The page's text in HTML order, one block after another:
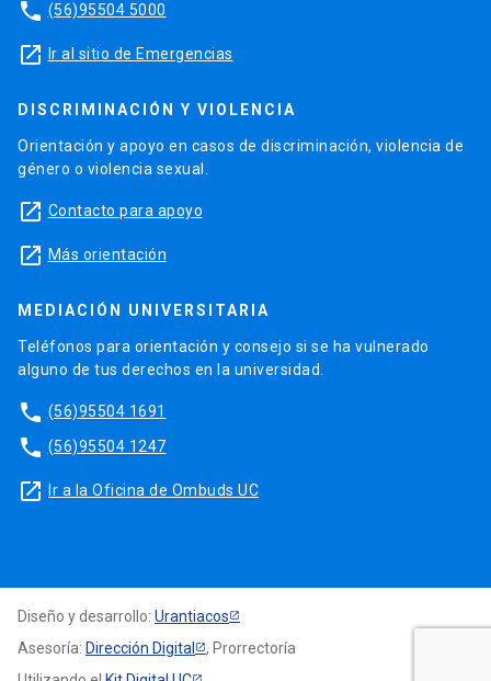
phone (56)95504 5000
launch Ir al sitio de Emergencias
DISCRIMINACIÓN Y VIOLENCIA
Orientación y apoyo en casos de discriminación, violencia de
género o violencia sexual.
launch Contacto para apoyo
launch Más orientación
MEDIACIÓN UNIVERSITARIA
Teléfonos para orientación y consejo si se ha vulnerado
alguno de tus derechos en la universidad.
phone (56)95504 1691
phone (56)95504 1247
launch Ir a la Oficina de Ombuds UC
Diseño y desarrollo: Urantiacos
Asesoría: Dirección Digital
, Prorrectoría